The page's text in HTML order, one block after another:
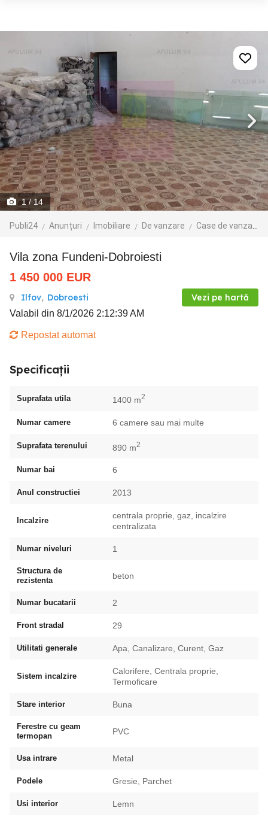
1/ 14
Publi24 Anunțuri Imobiliare De vanzare Case de vanzare
Vila zona Fundeni-Dobroiesti
1 450 000 EUR
Ilfov, Dobroesti Vezi pe hartă
Valabil din 8/1/2026 2:12:39 AM
Repostat automat
Specificații
Suprafata utila 1400 m2
Numar camere 6 camere sau mai multe
Suprafata terenului 890 m2
Numar bai 6
Anul constructiei 2013
Incalzire
centrala proprie, gaz, incalzire
centralizata
Numar niveluri 1
Structura de
rezistenta
beton
Numar bucatarii 2
Front stradal 29
Utilitati generale Apa, Canalizare, Curent, Gaz
Sistem incalzire
Calorifere, Centrala proprie,
Termoficare
Stare interior Buna
Ferestre cu geam
termopan
PVC
Usa intrare Metal
Podele Gresie, Parchet
Usi interior Lemn